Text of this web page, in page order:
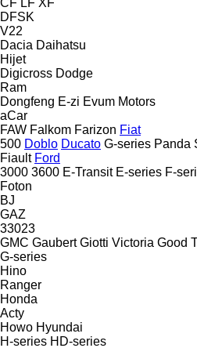
DFSK
V22
Dacia Daihatsu
Hijet
Digicross Dodge
Ram
Dongfeng E-zi Evum Motors
aCar
FAW Falkom Farizon Fiat
500 Doblo Ducato G-series Panda
Fiault Ford
3000 3600 E-Transit E-series F-
Foton
BJ
GAZ
33023
GMC Gaubert Giotti Victoria Good
G-series
Hino
Ranger
Honda
Acty
Howo Hyundai
H-series HD-series